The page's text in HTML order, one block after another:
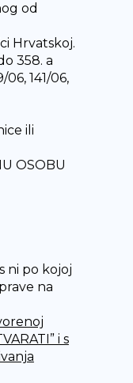
od
Hrvatskoj.
358. a
141/06,
ili
OSOBU
ni po kojoj
na
i s